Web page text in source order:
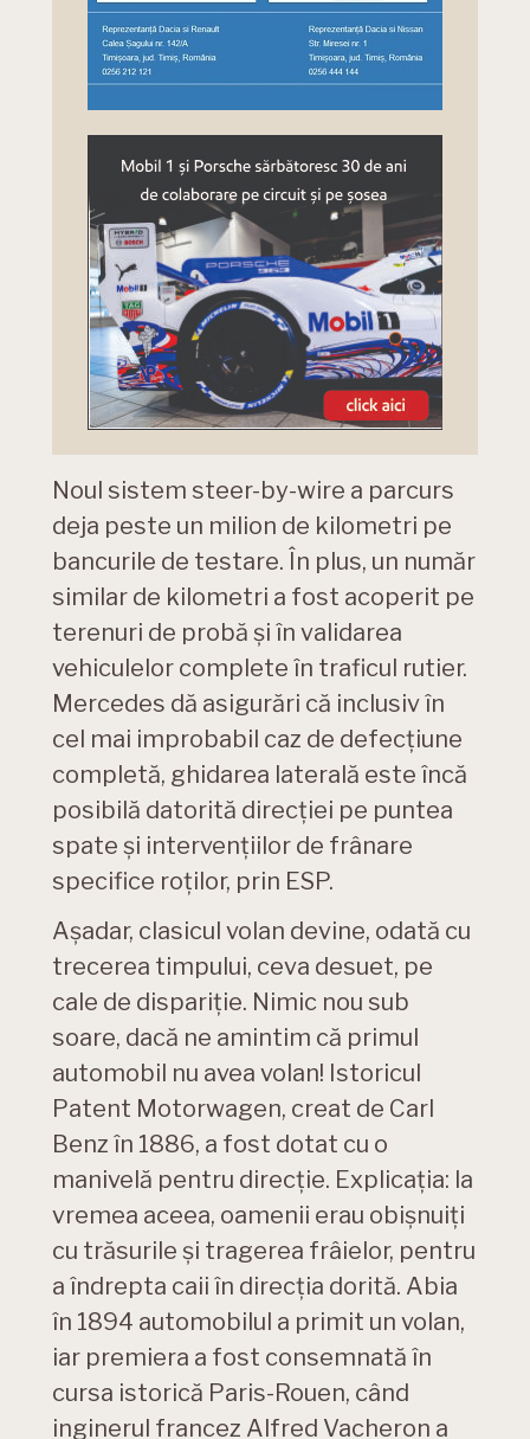
Noul sistem steer-by-wire a parcurs
deja peste un milion de kilometri pe
bancurile de testare. În plus, un număr
similar de kilometri a fost acoperit pe
terenuri de probă și în validarea
vehiculelor complete în traficul rutier.
Mercedes dă asigurări că inclusiv în
cel mai improbabil caz de defecțiune
completă, ghidarea laterală este încă
posibilă datorită direcției pe puntea
spate și intervențiilor de frânare
specifice roților, prin ESP.
Așadar, clasicul volan devine, odată cu
trecerea timpului, ceva desuet, pe
cale de dispariție. Nimic nou sub
soare, dacă ne amintim că primul
automobil nu avea volan! Istoricul
Patent Motorwagen, creat de Carl
Benz în 1886, a fost dotat cu o
manivelă pentru direcție. Explicația: la
vremea aceea, oamenii erau obișnuiți
cu trăsurile și tragerea frâielor, pentru
a îndrepta caii în direcția dorită. Abia
în 1894 automobilul a primit un volan,
iar premiera a fost consemnată în
cursa istorică Paris-Rouen, când
inginerul francez Alfred Vacheron a